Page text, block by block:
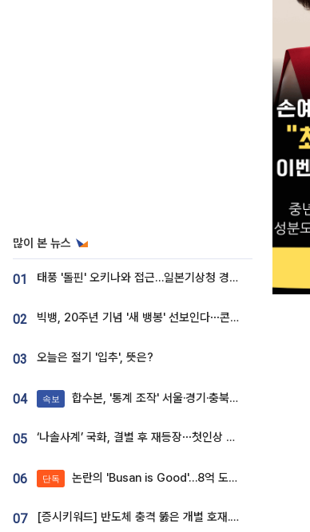
많이 본 뉴스
01 태풍 '돌핀' 오키나와 접근…일본기상청 경로 업데이트
02 빅뱅, 20주년 기념 '새 뱅봉' 선보인다⋯콘서트 앞두고 팝업 개최
03 오늘은 절기 '입추', 뜻은?
04 속보 합수본, '통계 조작' 서울·경기·충북 선관위 등 추가 압수수색
05 ‘나솔사계’ 국화, 결별 후 재등장⋯첫인상 투표 휩쓸고 ‘인기녀’ 등극
06 단독 논란의 'Busan is Good'…8억 도시브랜드, 용산 대통령실 CI 업체가 수행
07 [증시키워드] 반도체 충격 뚫은 개별 호재...포스코퓨처엠·에코프로·한화솔루션 '눈길'